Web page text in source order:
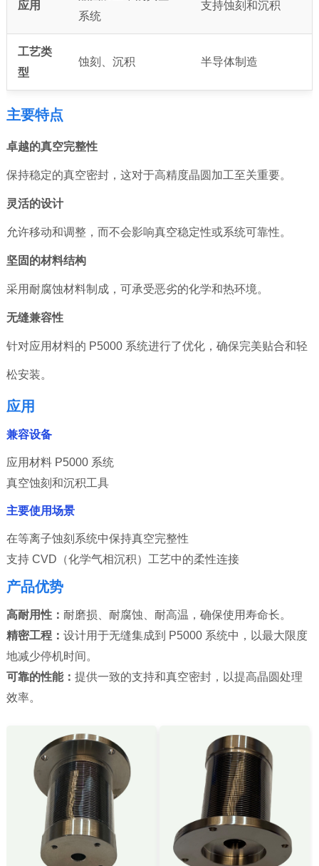
应用
系统
支持蚀刻和沉积
工艺类
型
蚀刻、沉积 半导体制造
主要特点
卓越的真空完整性
保持稳定的真空密封，这对于高精度晶圆加工至关重要。
灵活的设计
允许移动和调整，而不会影响真空稳定性或系统可靠性。
坚固的材料结构
采用耐腐蚀材料制成，可承受恶劣的化学和热环境。
无缝兼容性
针对应用材料的 P5000 系统进行了优化，确保完美贴合和轻
松安装。
应用
兼容设备
应用材料 P5000 系统
真空蚀刻和沉积工具
主要使用场景
在等离子蚀刻系统中保持真空完整性
支持 CVD（化学气相沉积）工艺中的柔性连接
产品优势
高耐用性： 耐磨损、耐腐蚀、耐高温，确保使用寿命长。
精密工程： 设计用于无缝集成到 P5000 系统中，以最大限度
地减少停机时间。
可靠的性能： 提供一致的支持和真空密封，以提高晶圆处理
效率。